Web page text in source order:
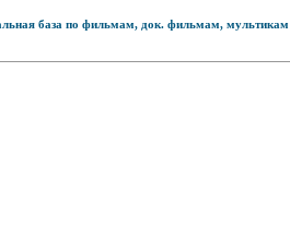
база по фильмам, док. фильмам,